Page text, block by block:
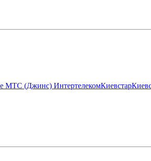
МТС (Джинс) ИнтертелекомКиевстар